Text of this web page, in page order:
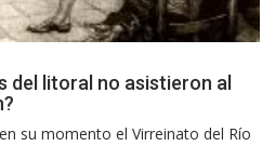
del litoral no asistieron al
su momento el Virreinato del Río